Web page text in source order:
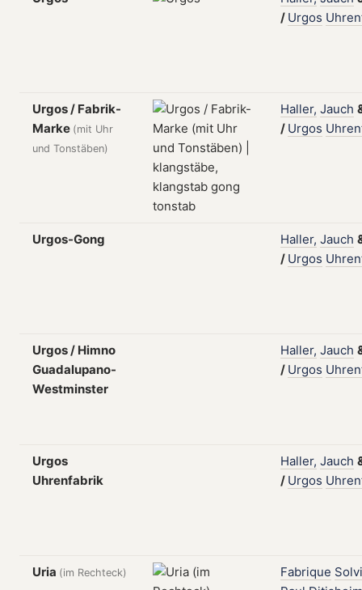
/ Urgos
Urgos / Fabrik-
Marke (mit Uhr
und Tonstäben)
Haller, Jauch
/ Urgos
Urgos-Gong Haller, Jauch
/ Urgos
Urgos / Himno
Guadalupano-
Westminster
Haller, Jauch
/ Urgos
Urgos
Uhrenfabrik
Haller, Jauch
/ Urgos
Uria (im Rechteck) Fabrique